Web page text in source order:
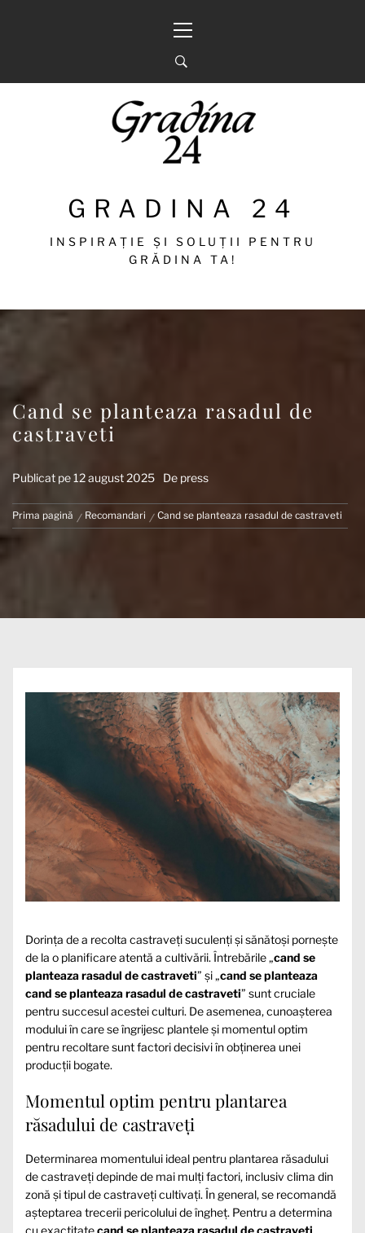
principal
GRADINA 24
INSPIRAȚIE ȘI SOLUȚII PENTRU
GRĂDINA TA!
Cand se planteaza rasadul de
castraveti
Publicat pe12 august 2025 De press
Prima pagină Recomandari Cand se planteaza rasadul de castraveti
Dorința de a recolta castraveți suculenți și sănătoși pornește
de la o planificare atentă a cultivării. Întrebările „cand se
planteaza rasadul de castraveti” și „cand se planteaza
cand se planteaza rasadul de castraveti” sunt cruciale
pentru succesul acestei culturi. De asemenea, cunoașterea
modului în care se îngrijesc plantele și momentul optim
pentru recoltare sunt factori decisivi în obținerea unei
producții bogate.
Momentul optim pentru plantarea
răsadului de castraveți
Determinarea momentului ideal pentru plantarea răsadului
de castraveți depinde de mai mulți factori, inclusiv clima din
zonă și tipul de castraveți cultivați. În general, se recomandă
aşteptarea trecerii pericolului de îngheț. Pentru a determina
cu exactitatecand se planteaza rasadul de castraveti,